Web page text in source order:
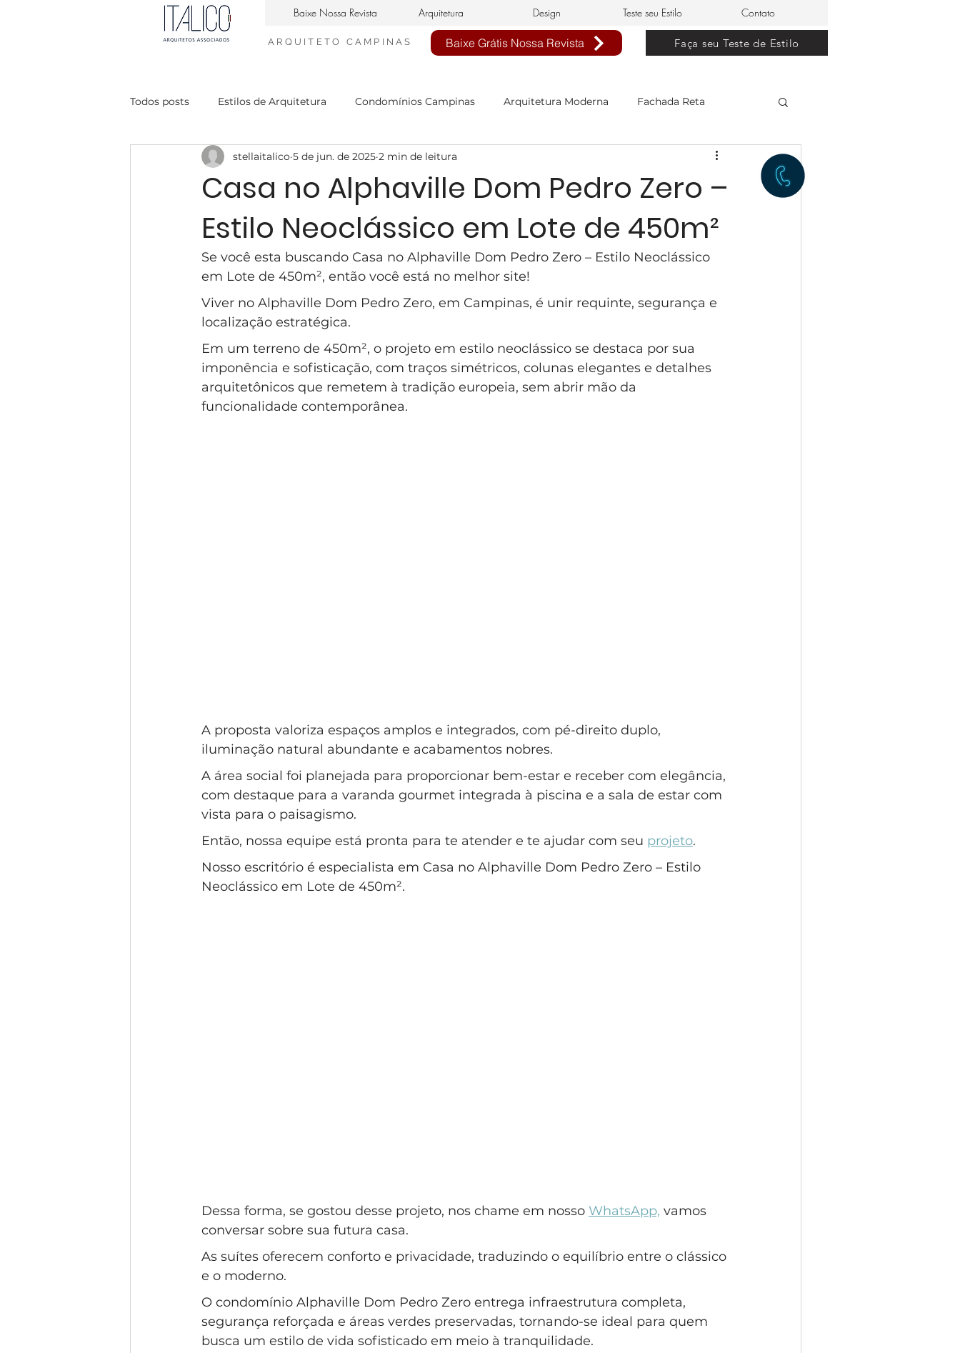
Baixe Nossa Revista Arquitetura Design Teste seu Estilo Contato
ARQUITETO CAMPINAS Baixe Grátis Nossa Revista Faça seu Teste de Estilo
Todos posts Estilos de Arquitetura Condomínios Campinas Arquitetura Moderna Fachada Reta
Casa Contemporanea Engenheiro Civil em Campinas
interiores neiclássico design de interiores projeto de interiores restaurante japonês
condomínio Mont Blanc Casa Neoclássica Estilo Neoclássico
Condomínio Gramado Estilo Clássico
Condomínio Swiss Park Condomínio Sainte Anne Campinas
Casa no Alphaville Dom Pedro Zero –
Estilo Neoclássico em Lote de 450m²
stellaitalico 5 de jun. de 2025 2 min de leitura
Se você esta buscando Casa no Alphaville Dom Pedro Zero – Estilo Neoclássico
em Lote de 450m², então você está no melhor site!
Viver no Alphaville Dom Pedro Zero, em Campinas, é unir requinte, segurança e
localização estratégica.
Em um terreno de 450m², o projeto em estilo neoclássico se destaca por sua
imponência e sofisticação, com traços simétricos, colunas elegantes e detalhes
arquitetônicos que remetem à tradição europeia, sem abrir mão da
funcionalidade contemporânea.
A proposta valoriza espaços amplos e integrados, com pé-direito duplo,
iluminação natural abundante e acabamentos nobres.
A área social foi planejada para proporcionar bem-estar e receber com elegância,
com destaque para a varanda gourmet integrada à piscina e a sala de estar com
vista para o paisagismo.
Então, nossa equipe está pronta para te atender e te ajudar com seu projeto.
Nosso escritório é especialista em Casa no Alphaville Dom Pedro Zero – Estilo
Neoclássico em Lote de 450m².
Dessa forma, se gostou desse projeto, nos chame em nosso WhatsApp, vamos
conversar sobre sua futura casa.
As suítes oferecem conforto e privacidade, traduzindo o equilíbrio entre o clássico
e o moderno.
O condomínio Alphaville Dom Pedro Zero entrega infraestrutura completa,
segurança reforçada e áreas verdes preservadas, tornando-se ideal para quem
busca um estilo de vida sofisticado em meio à tranquilidade.